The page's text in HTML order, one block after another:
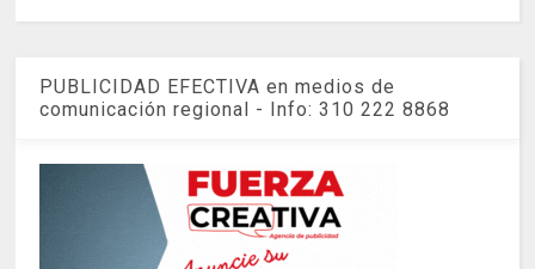
PUBLICIDAD EFECTIVA en medios de
comunicación regional - Info: 310 222 8868